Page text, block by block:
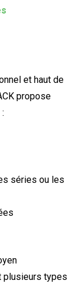
et haut de
propose
séries ou les
plusieurs types